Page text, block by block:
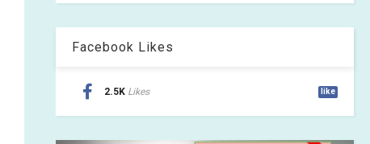
Facebook Likes
2.5K Likes like